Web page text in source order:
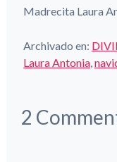
Madrecita Laura
Archivado en:
Laura Antonia,
2